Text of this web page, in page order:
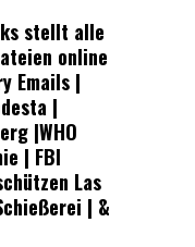
stellt alle
online
Emails |
|
|WHO
| FBI
Las
| &